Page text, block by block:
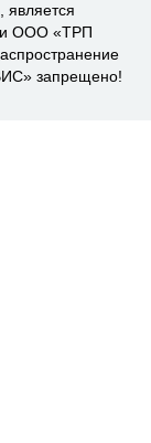
является
ООО «ТРП
запрещено!